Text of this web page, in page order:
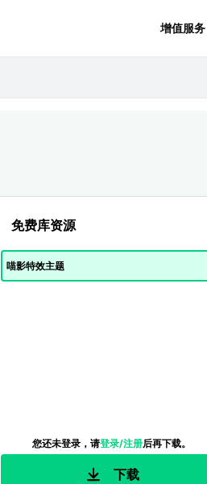
增值服务
免费库资源
喵影特效主题
您还未登录，请登录/注册后再下载。
下载